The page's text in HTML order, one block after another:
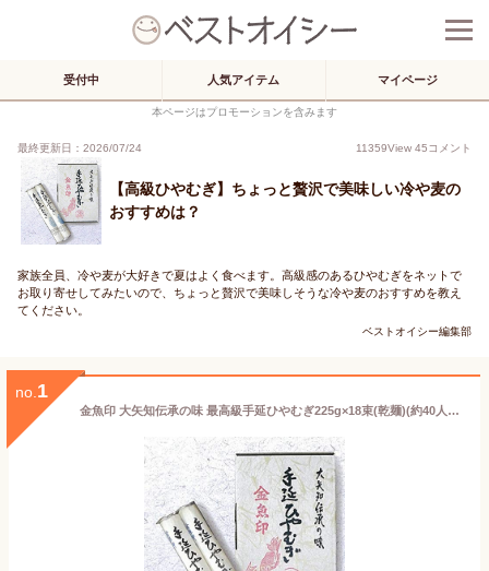
受付中 人気アイテム マイページ
本ページはプロモーションを含みます
最終更新日：2026/07/24 11359View 45コメント
【高級ひやむぎ】ちょっと贅沢で美味しい冷や麦の
おすすめは？
家族全員、冷や麦が大好きで夏はよく食べます。高級感のあるひやむぎをネットで
お取り寄せしてみたいので、ちょっと贅沢で美味しそうな冷や麦のおすすめを教え
てください。
ベストオイシー編集部
no. 1
金魚印 大矢知伝承の味 最高級手延ひやむぎ225g×18束(乾麺)(約40人前)(化粧箱入) 古市典夫手延製麺所